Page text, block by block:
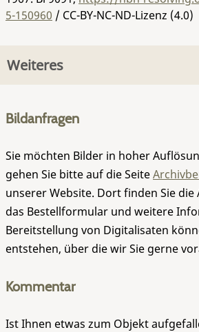
5-150960 / CC-BY-NC-ND-Lizenz (4.0)
Weiteres
Bildanfragen
Sie möchten Bilder in hoher
gehen Sie bitte auf die Seite
unserer Website. Dort finden Sie
das Bestellformular und weitere
Bereitstellung von Digitalisaten
entstehen, über die wir Sie gerne
Kommentar
Ist Ihnen etwas zum Objekt